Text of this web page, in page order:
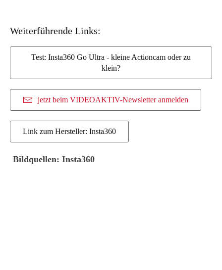
Weiterführende Links:
Test: Insta360 Go Ultra - kleine Actioncam oder zu
klein?
jetzt beim VIDEOAKTIV-Newsletter anmelden
Link zum Hersteller: Insta360
Bildquellen: Insta360